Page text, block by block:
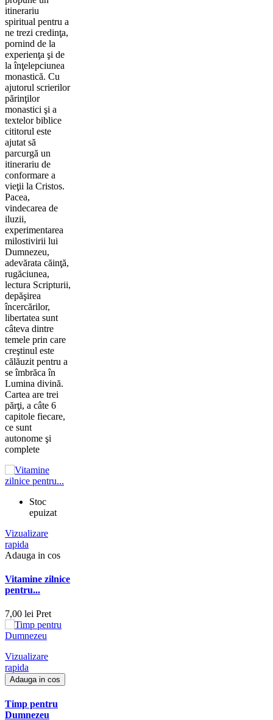
itinerariu
spiritual pentru a
ne trezi credinţa,
pornind de la
experienţa şi de
la înţelepciunea
monastică. Cu
ajutorul scrierilor
părinţilor
monastici şi a
textelor biblice
cititorul este
ajutat să
parcurgă un
itinerariu de
conformare a
vieţii la Cristos.
Pacea,
vindecarea de
iluzii,
experimentarea
milostivirii lui
Dumnezeu,
adevărata căinţă,
rugăciunea,
lectura Scripturii,
depăşirea
încercărilor,
libertatea sunt
câteva dintre
temele prin care
creştinul este
călăuzit pentru a
se îmbrăca în
Lumina divină.
Cartea are trei
părţi, a câte 6
capitole fiecare,
ce sunt
autonome şi
complete
Stoc
epuizat
Vizualizare
rapida
Adauga in cos
Vitamine zilnice
pentru...
7,00 lei Pret
Vizualizare
rapida
Adauga in cos
Timp pentru
Dumnezeu